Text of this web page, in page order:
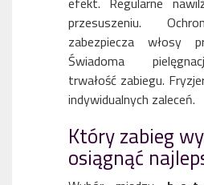
przesuszeniu.
zabezpiecza włosy
Świadoma
trwałość zabiegu.
indywidualnych zaleceń.
Który zabieg
osiągnąć